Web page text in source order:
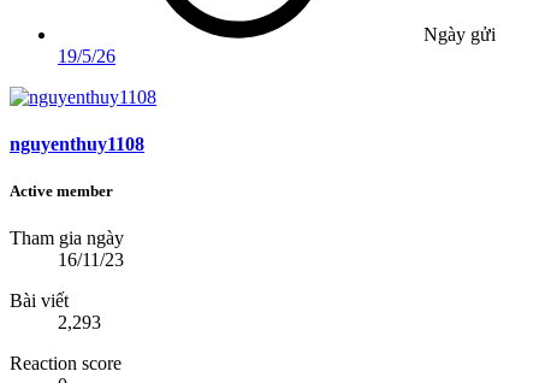
Ngày gửi
19/5/26
nguyenthuy1108
Active member
Tham gia ngày
16/11/23
Bài viết
2,293
Reaction score